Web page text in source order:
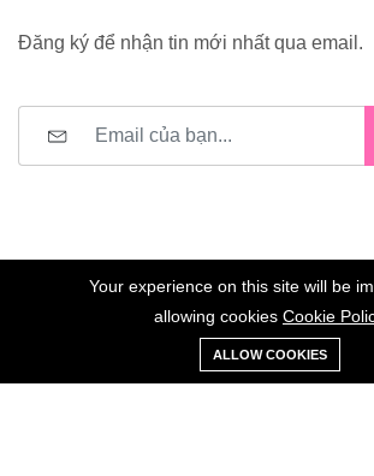
Đăng ký để nhận tin mới nhất qua email.
©2023 Hoa Nelly . All Rights
0
Xe
đẩy
Danh
yêu thích
Your experience on this site will be
allowing cookies Cookie
ALLOW COOKIES